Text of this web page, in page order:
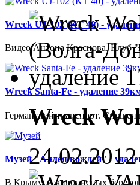
Wreck UJ-102 (KT 40) -
Видео Антона Краснова. Клуб
Wreck Santa-Fe - удаление
Германский транспорт.
Музей "Аллея вождей" -
В Крыму, у живописных берегов
Wreck